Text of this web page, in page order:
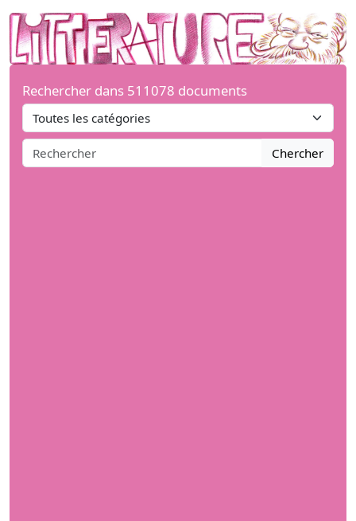
Rechercher dans 511078 documents
Chercher